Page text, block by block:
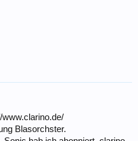
www.clarino.de/
Blasorchster.